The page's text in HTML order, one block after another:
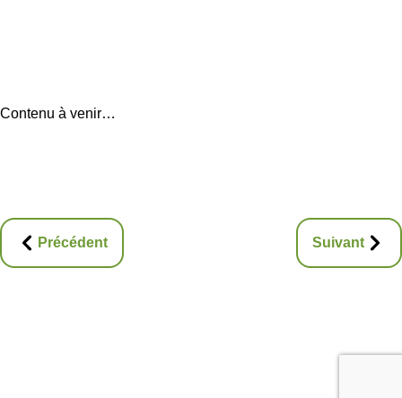
Contenu à venir…
Précédent Suivant